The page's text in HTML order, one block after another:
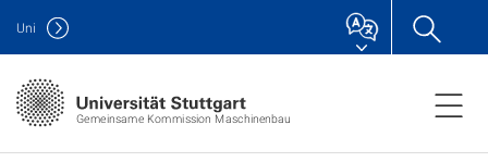
Gemeinsame Kommission Maschinenbau
Uni